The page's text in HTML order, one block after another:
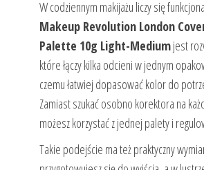
W codziennym makijażu liczy się
Makeup Revolution London
Palette 10g Light-Mediumjest
które łączy kilka odcieni w jednym
czemu łatwiej dopasować kolor do
Zamiast szukać osobno korektora na
możesz korzystać z jednej palety i
Takie podejście ma też praktyczny